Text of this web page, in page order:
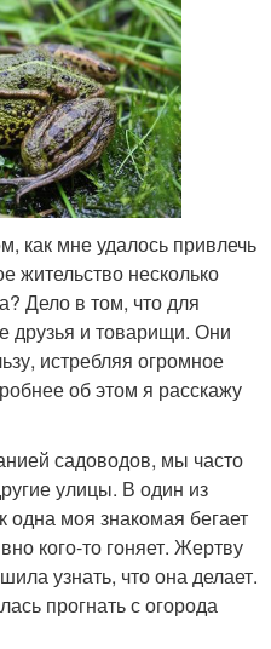
как мне удалось привлечь
жительство несколько
Дело в том, что для
друзья и товарищи. Они
истребляя огромное
об этом я расскажу
садоводов, мы часто
улицы. В один из
одна моя знакомая бегает
кого-то гоняет. Жертву
узнать, что она делает.
прогнать с огорода